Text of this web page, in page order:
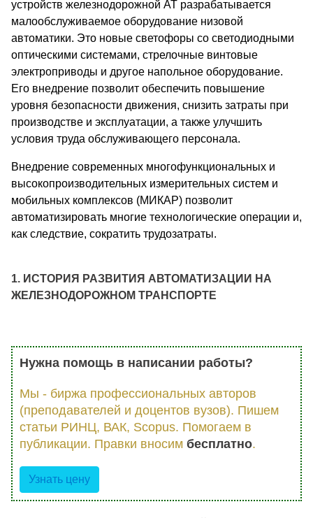
устройств железнодорожной АТ разрабатывается
малообслуживаемое оборудование низовой
автоматики. Это новые светофоры со светодиодными
оптическими системами, стрелочные винтовые
электроприводы и другое напольное оборудование.
Его внедрение позволит обеспечить повышение
уровня безопасности движения, снизить затраты при
производстве и эксплуатации, а также улучшить
условия труда обслуживающего персонала.
Внедрение современных многофункциональных и
высокопроизводительных измерительных систем и
мобильных комплексов (МИКАР) позволит
автоматизировать многие технологические операции и,
как следствие, сократить трудозатраты.
1. ИСТОРИЯ РАЗВИТИЯ АВТОМАТИЗАЦИИ НА
ЖЕЛЕЗНОДОРОЖНОМ ТРАНСПОРТЕ
Нужна помощь в написании работы?
Мы - биржа профессиональных авторов
(преподавателей и доцентов вузов). Пишем
статьи РИНЦ, ВАК, Scopus. Помогаем в
публикации. Правки вносим бесплатно.
Узнать цену